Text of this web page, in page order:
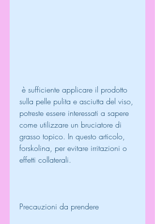
sulla pelle pulita e asciutta del viso,
potreste essere interessati a sapere
come utilizzare un bruciatore di
grasso topico. In questo articolo,
forskolina, per evitare irritazioni o
effetti collaterali.
Precauzioni da prendere